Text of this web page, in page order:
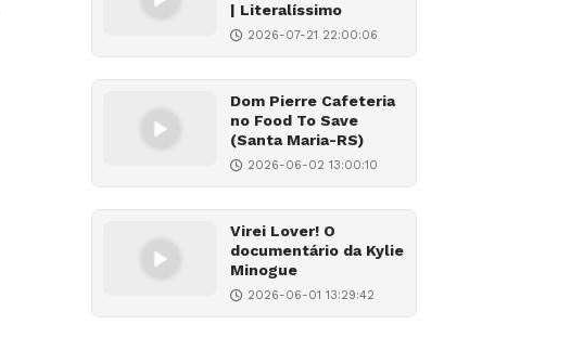
| Literalíssimo
2026-07-21 22:00:06
Dom Pierre Cafeteria
no Food To Save
(Santa Maria-RS)
2026-06-02 13:00:10
Virei Lover! O
documentário da Kylie
Minogue
2026-06-01 13:29:42